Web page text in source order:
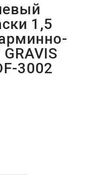
1,5
3002